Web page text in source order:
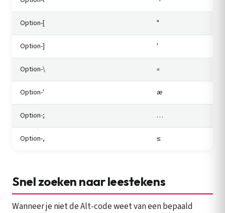
Option-[ "
Option-] '
Option-\ «
Option-' æ
Option-; …
Option-, ≤
Snel zoeken naar leestekens
Wanneer je niet de Alt-code weet van een bepaald